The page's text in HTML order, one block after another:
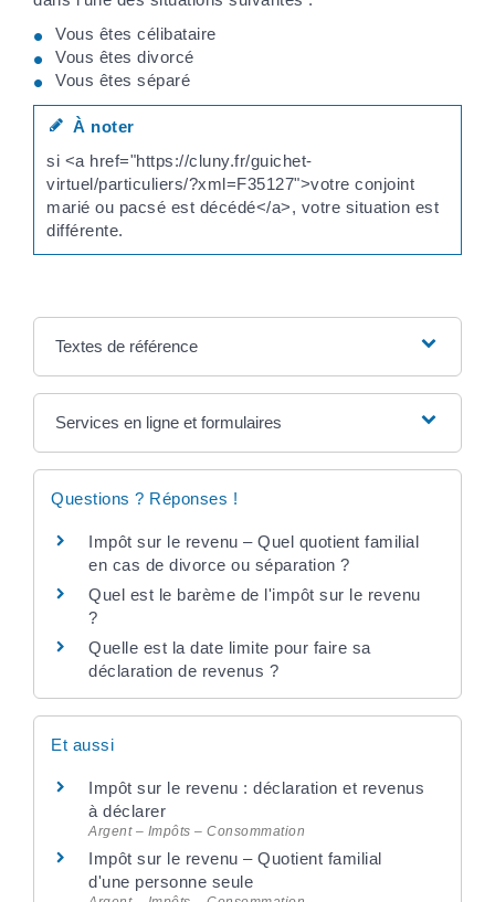
Vous êtes célibataire
Vous êtes divorcé
Vous êtes séparé
À noter
si <a href="https://cluny.fr/guichet-
virtuel/particuliers/?xml=F35127">votre conjoint
marié ou pacsé est décédé</a>, votre situation est
différente.
Textes de référence
Services en ligne et formulaires
Questions ? Réponses !
Impôt sur le revenu – Quel quotient familial
en cas de divorce ou séparation ?
Quel est le barème de l'impôt sur le revenu
?
Quelle est la date limite pour faire sa
déclaration de revenus ?
Et aussi
Impôt sur le revenu : déclaration et revenus
à déclarer
Argent – Impôts – Consommation
Impôt sur le revenu – Quotient familial
d'une personne seule